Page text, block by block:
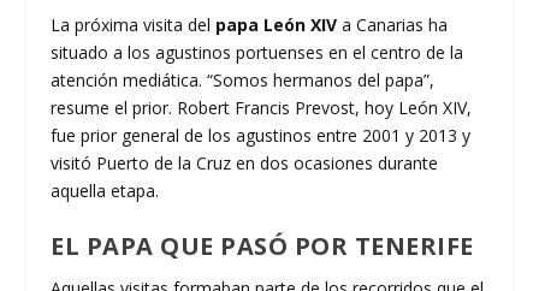
La próxima visita del papa León XIV a Canarias ha
situado a los agustinos portuenses en el centro de la
atención mediática. “Somos hermanos del papa”,
resume el prior. Robert Francis Prevost, hoy León XIV,
fue prior general de los agustinos entre 2001 y 2013 y
visitó Puerto de la Cruz en dos ocasiones durante
aquella etapa.
EL PAPA QUE PASÓ POR TENERIFE